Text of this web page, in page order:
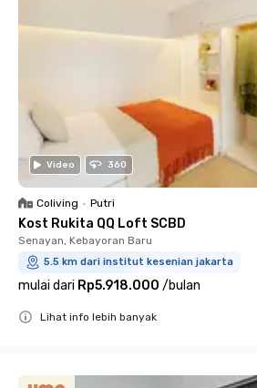
Video 360
Coliving • Putri
Kost Rukita QQ Loft SCBD
Senayan, Kebayoran Baru
5.5 km dari institut kesenian jakarta
mulai dari Rp5.918.000 /bulan
Lihat info lebih banyak